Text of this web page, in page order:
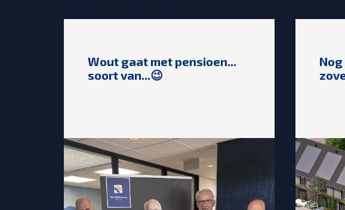
Wout gaat met pensioen...
soort van...😉